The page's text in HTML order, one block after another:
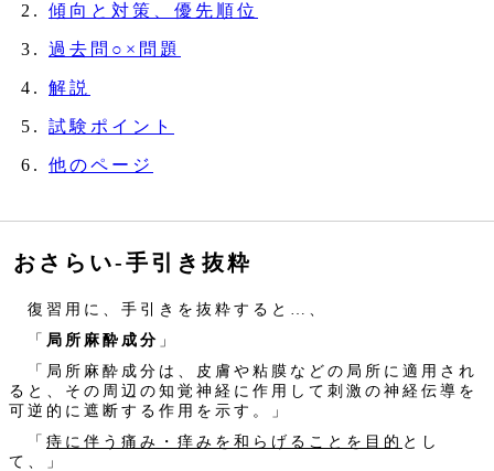
傾向と対策、優先順位
過去問○×問題
解説
試験ポイント
他のページ
おさらい‐手引き抜粋
復習用に、手引きを抜粋すると…、
「 局所麻酔成分 」
「局所麻酔成分は、皮膚や粘膜などの局所に適用され
ると、その周辺の知覚神経に作用して刺激の神経伝導を
可逆的に遮断する作用を示す。」
「 痔に伴う痛み・痒みを和らげることを目的 とし
て、」